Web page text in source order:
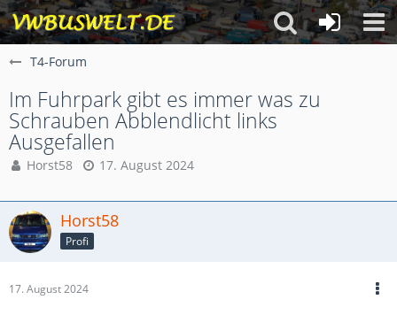
T4-Forum
Im Fuhrpark gibt es immer was zu
Schrauben Abblendlicht links
Ausgefallen
Horst58 17. August 2024
Horst58
Profi
17. August 2024